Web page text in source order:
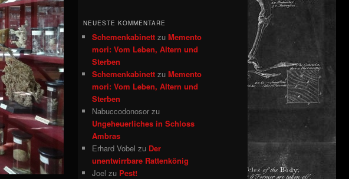
NEUESTE KOMMENTARE
Schemenkabinett zu Memento
mori: Vom Leben, Altern und
Sterben
Schemenkabinett zu Memento
mori: Vom Leben, Altern und
Sterben
Nabuccodonosor zu
Ungeheuerliches in Schloss
Ambras
Erhard Vobel zu Der
unentwirrbare Rattenkönig
Joel zu Pest!